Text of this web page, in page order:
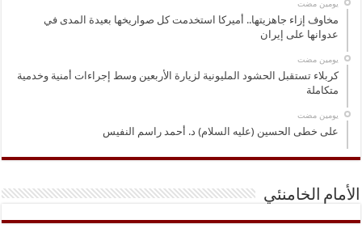
‏يومين مضت
مخاوف إزاء جاهزيتها.. أميركا استخدمت كل صواريخها بعيدة المدى في
عدوانها على إيران
‏يومين مضت
كربلاء تستقبل الحشود المليونية لزيارة الأربعين وسط إجراءات أمنية وخدمية
متكاملة
‏يومين مضت
على خطى الحسين (عليه السلام) د. أحمد راسم النفيس
الأمام الخامنئي